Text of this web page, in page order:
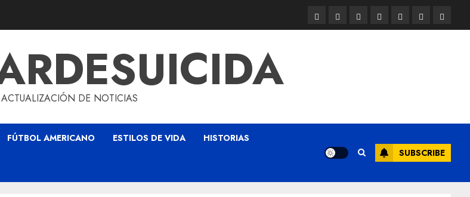
ACTUALIZACIÓN DE NOTICIAS
FÚTBOL AMERICANO ESTILOS DE VIDA HISTORIAS
SUBSCRIBE